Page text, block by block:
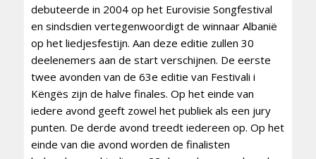
debuteerde in 2004 op het Eurovisie Songfestival
en sindsdien vertegenwoordigt de winnaar Albanië
op het liedjesfestijn. Aan deze editie zullen 30
deelenemers aan de start verschijnen. De eerste
twee avonden van de 63e editie van Festivali i
Këngës zijn de halve finales. Op het einde van
iedere avond geeft zowel het publiek als een jury
punten. De derde avond treedt iedereen op. Op het
einde van die avond worden de finalisten